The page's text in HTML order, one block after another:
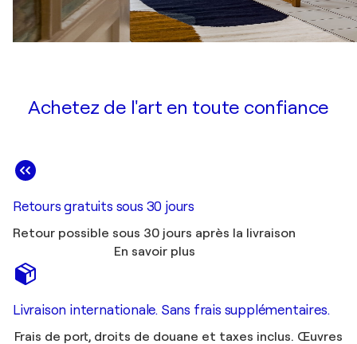
Achetez de l'art en toute confiance
Retours gratuits sous 30 jours
Retour possible sous 30 jours après la livraison
En savoir plus
Livraison internationale. Sans frais supplémentaires.
Frais de port, droits de douane et taxes inclus. Œuvres